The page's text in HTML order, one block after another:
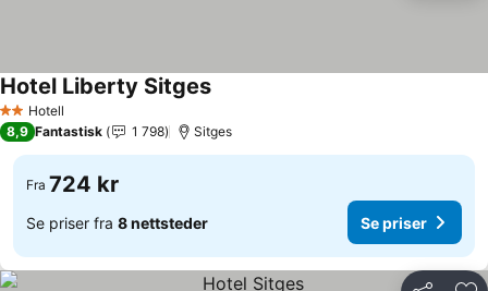
2 Stjerner
Hotell
Hotel Liberty Sitges
8,9 Fantastisk 1 798 Sitges
Fra 724 kr
Se priser fra 8 nettsteder Se priser